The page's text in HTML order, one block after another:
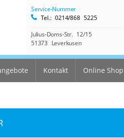
Service-Nummer
Tel.: 0214/868 5225
Julius-Doms-Str. 12/15
51373 Leverkusen
Kontakt Online Shop